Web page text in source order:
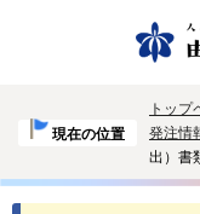
現在の位置
トップ
発注情
出）書